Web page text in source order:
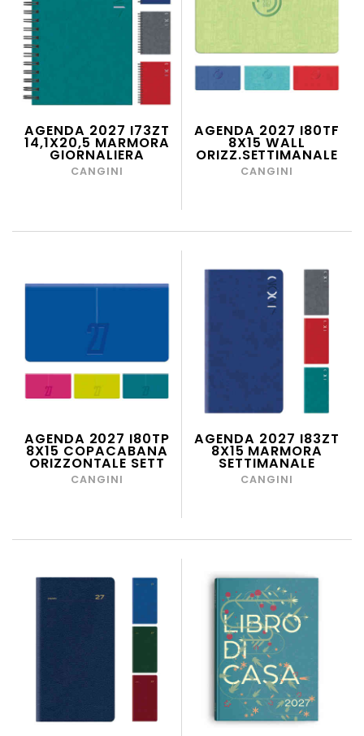
AGENDA 2027 I73ZT
14,1X20,5 MARMORA
GIORNALIERA
CANGINI
AGENDA 2027 I80TF
8X15 WALL
ORIZZ.SETTIMANALE
CANGINI
AGENDA 2027 I80TP
8X15 COPACABANA
ORIZZONTALE SETT
CANGINI
AGENDA 2027 I83ZT
8X15 MARMORA
SETTIMANALE
CANGINI